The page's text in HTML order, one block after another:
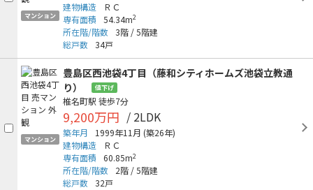
マンション
建物構造
ＲＣ
専有面積
54.34m2
所在階/階数 3階 /5階建
総戸数 34戸
マンション
豊島区西池袋4丁目（藤和シティホームズ池袋立教通
り）
値下げ
椎名町駅 徒歩7分
9,200万円 / 2LDK
築年月 1999年11月 (築26年)
建物構造
ＲＣ
専有面積
60.85m2
所在階/階数 2階 /5階建
総戸数 32戸